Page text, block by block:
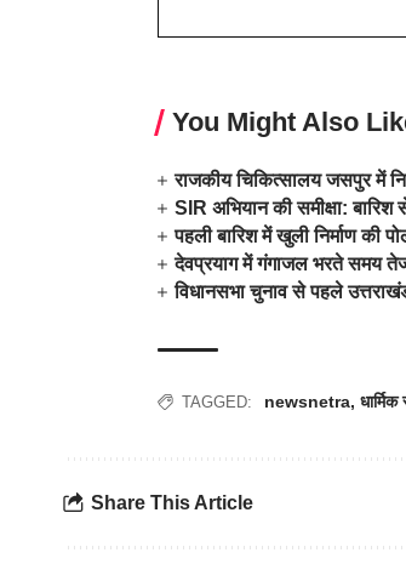
You Might Also
राजकीय चिकित्सालय जसपुर में
SIR अभियान की समीक्षा:
पहली बारिश में खुली निर्माण की
देवप्रयाग में गंगाजल भरते समय तेज
विधानसभा चुनाव से पहले
TAGGED: newsnetra,
Share This Article